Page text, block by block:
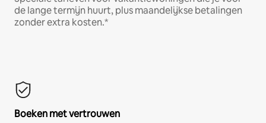
de lange termijn huurt, plus maandelijkse betalingen
zonder extra kosten.*
Boeken met vertrouwen